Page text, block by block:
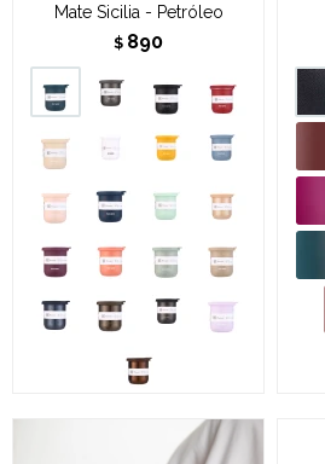
Mate Sicilia - Petróleo
$ 890